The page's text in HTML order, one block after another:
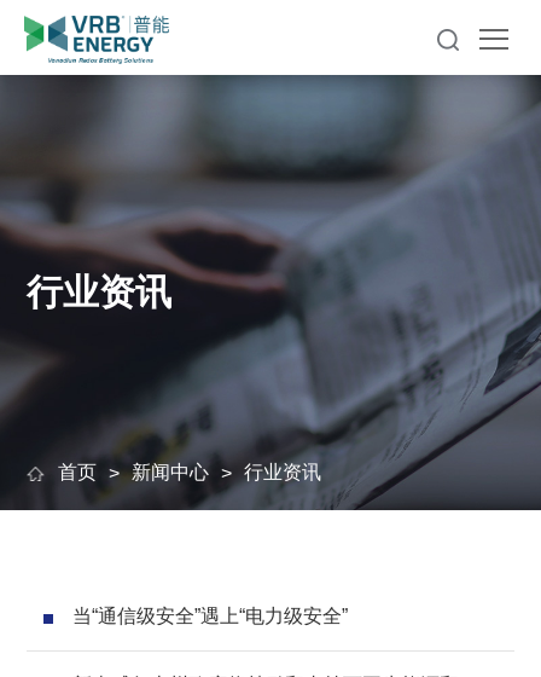
行业资讯
首页 > 新闻中心 > 行业资讯
当“通信级安全”遇上“电力级安全”